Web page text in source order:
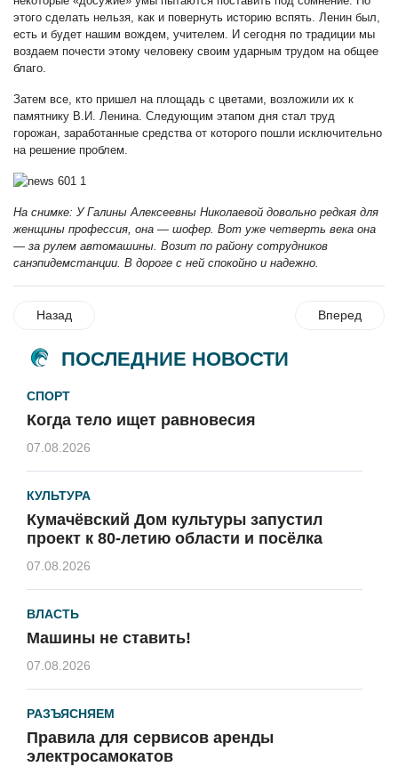
этого сделать нельзя, как и повернуть историю вспять. Ленин был,
есть и будет нашим вождем, учителем. И сегодня по традиции мы
воздаем почести этому человеку своим ударным трудом на общее
благо.
Затем все, кто пришел на площадь с цветами, возложили их к
памятнику В.И. Ленина. Следующим этапом дня стал труд
горожан, заработанные средства от которого пошли исключительно
на решение проблем.
На снимке: У Галины Алексеевны Николаевой довольно редкая для
женщины профессия, она — шофер. Вот уже четверть века она
— за рулем автомашины. Возит по району сотрудников
санэпидемстанции. В дороге с ней спокойно и надежно.
Назад Вперед
ПОСЛЕДНИЕ НОВОСТИ
СПОРТ
Когда тело ищет равновесия
07.08.2026
КУЛЬТУРА
Кумачёвский Дом культуры запустил
проект к 80-летию области и посёлка
07.08.2026
ВЛАСТЬ
Машины не ставить!
07.08.2026
РАЗЪЯСНЯЕМ
Правила для сервисов аренды
электросамокатов